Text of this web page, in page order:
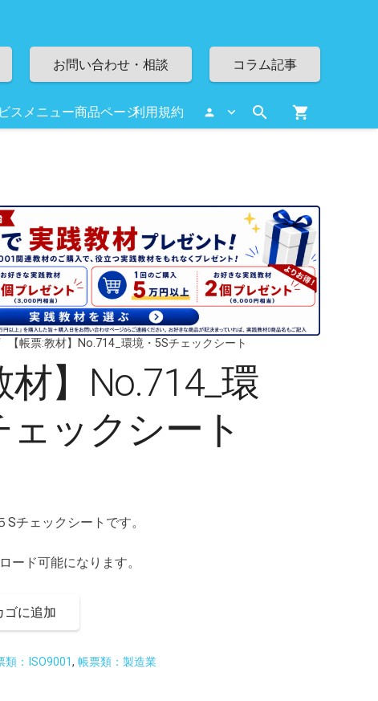
お問い合わせ・相談 コラム記事
スメニュー商品ページ利用規約 person search shopping_cart
【帳票:教材】No.714_環境・5Sチェックシート
材】No.714_環
ェックシート
Sチェックシートです。
ード可能になります。
ゴに追加
類：ISO9001, 帳票類：製造業